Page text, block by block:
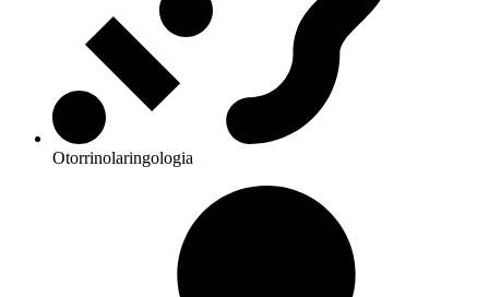
Otorrinolaringologia